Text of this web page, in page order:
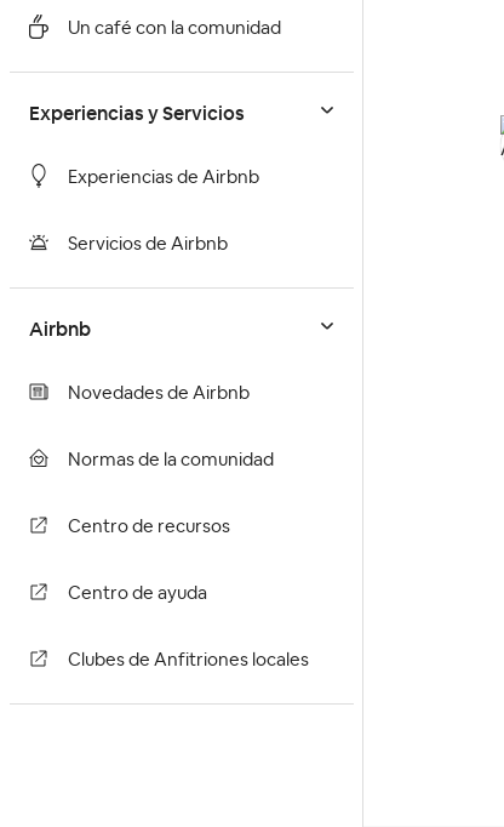
Un café con la comunidad
Experiencias y Servicios
Experiencias de Airbnb
Servicios de Airbnb
Airbnb
Novedades de Airbnb
Normas de la comunidad
Centro de recursos
Centro de ayuda
Clubes de Anfitriones locales